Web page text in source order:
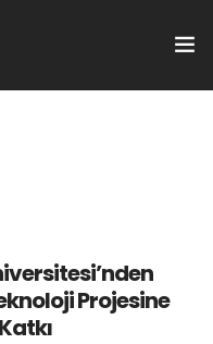
Projesine